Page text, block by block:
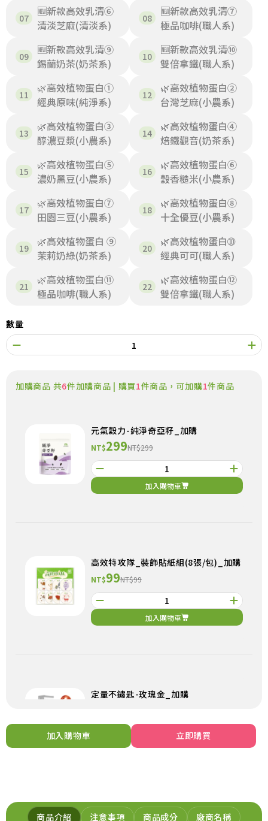
🆕新款高效乳清⑥
清淡芝麻(清淡系)
🆕新款高效乳清⑦
極品咖啡(職人系)
🆕新款高效乳清⑨
錫蘭奶茶(奶茶系)
🆕新款高效乳清⑩
雙倍拿鐵(職人系)
🌿高效植物蛋白①
經典原味(純淨系)
🌿高效植物蛋白②
台灣芝麻(小農系)
🌿高效植物蛋白③
醇濃豆漿(小農系)
🌿高效植物蛋白④
焙鐵觀音(奶茶系)
🌿高效植物蛋白⑤
濃奶黑豆(小農系)
🌿高效植物蛋白⑥
穀香糙米(小農系)
🌿高效植物蛋白⑦
田園三豆(小農系)
🌿高效植物蛋白⑧
十全優豆(小農系)
🌿高效植物蛋白 ⑨
茉莉奶綠(奶茶系)
🌿高效植物蛋白➉
經典可可(職人系)
🌿高效植物蛋白⑪
極品咖啡(職人系)
🌿高效植物蛋白⑫
雙倍拿鐵(職人系)
數量
加購商品 共6件加購商品 | 購買1件商品，可加購1件商品
元氣穀力-純淨奇亞籽_加購
NT$299NT$299
加入購物車
高效特攻隊_裝飾貼紙組(8張/包)_加購
NT$99NT$99
加入購物車
定量不鏽匙-玫瑰金_加購
加入購物車
加入購物車 立即購買
商品介紹 注意事項 商品成分
廠商名稱